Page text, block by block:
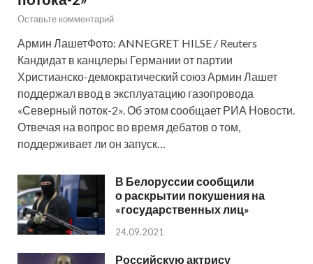
Оставьте комментарий
Армин ЛашетФото: ANNEGRET HILSE / Reuters
Кандидат в канцлеры Германии от партии
Христианско-демократический союз Армин Лашет
поддержал ввод в эксплуатацию газопровода
«Северный поток-2». Об этом сообщает РИА Новости.
Отвечая на вопрос во время дебатов о том,
поддерживает ли он запуск…
В Белоруссии сообщили
о раскрытии покушения на
«государственных лиц»
24.09.2021
Российскую актрису